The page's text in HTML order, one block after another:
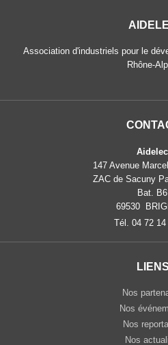
Association d'industriels pour le
Rhône-
Aidelec
147 Avenue
ZAC de Sacuny
Bat. B6
69530
Tél. 04 72 14
LIENS
Nos
Nos
Nos
Nos